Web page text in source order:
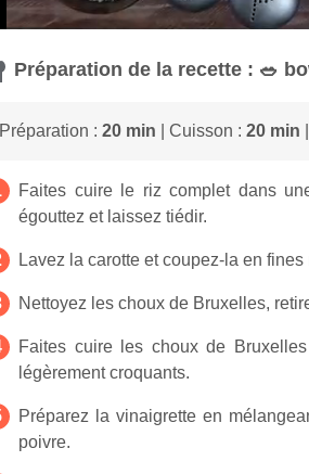
Préparation de la recette : 🥗
Préparation : 20 min | Cuisson : 20 min
Faites cuire le riz complet dans
égouttez et laissez tiédir.
Lavez la carotte et coupez-la en
Nettoyez les choux de Bruxelles,
Faites cuire les choux de
légèrement croquants.
Préparez la vinaigrette en
poivre.